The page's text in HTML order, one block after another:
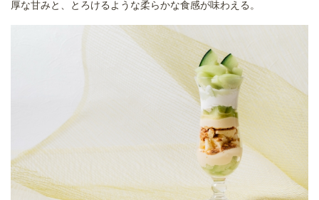
厚な甘みと、とろけるような柔らかな食感が味わえる。